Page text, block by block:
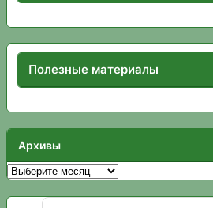
Полезные материалы
Архивы
Архивы